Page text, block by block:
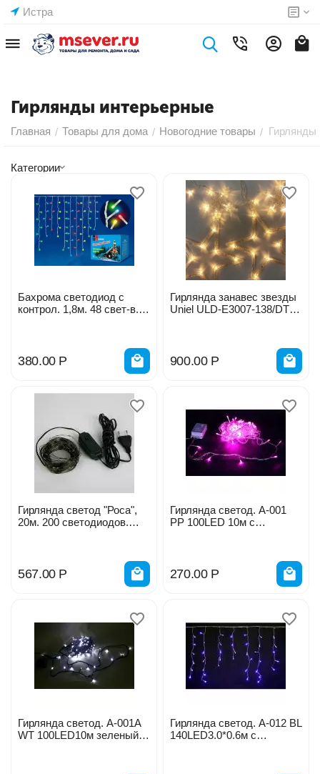
Истра
Гирлянды интерьерные
Главная / Товары для дома / Новогодние товары / Гирлянды
Категории
Бахрома светодиод с
контрол. 1,8м. 48 свет-в.
380.00 Р
Гирлянда занавес звезды
Uniel ULD-E3007-138/DTA
900.00 Р
Гирлянда светод "Роса",
20м. 200 светодиодов.
567.00 Р
Гирлянда светод. А-001
PP 100LED 10м с
270.00 Р
Гирлянда светод. А-001А
WT 100LED10м зеленый
Гирлянда светод. А-012 BL
140LED3.0*0.6м с